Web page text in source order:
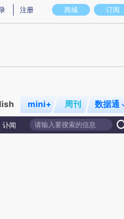
意图存在偏差。不代表财新观点和立场。推
商城 订阅
注册
mini+ 周刊 数据通
讣闻